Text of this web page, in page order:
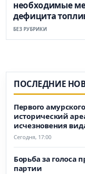
необходимые
дефицита
БЕЗ РУБРИКИ
ПОСЛЕДНИЕ
Первого
исторический
исчезновения
Сегодня, 17:00
Борьба за голоса
партии